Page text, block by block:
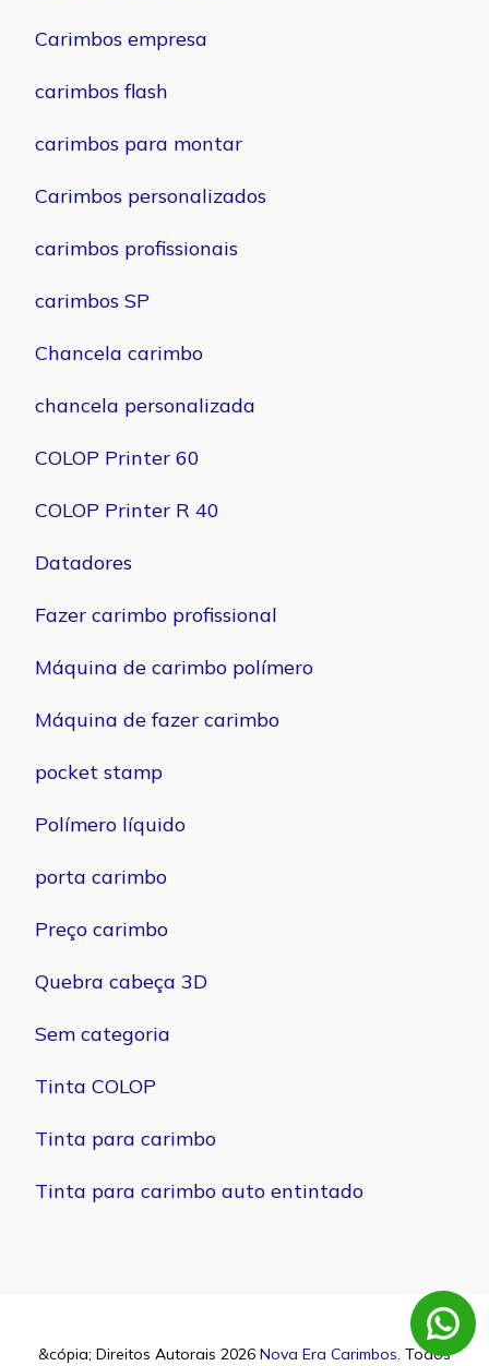
Carimbos empresa
carimbos flash
carimbos para montar
Carimbos personalizados
carimbos profissionais
carimbos SP
Chancela carimbo
chancela personalizada
COLOP Printer 60
COLOP Printer R 40
Datadores
Fazer carimbo profissional
Máquina de carimbo polímero
Máquina de fazer carimbo
pocket stamp
Polímero líquido
porta carimbo
Preço carimbo
Quebra cabeça 3D
Sem categoria
Tinta COLOP
Tinta para carimbo
Tinta para carimbo auto entintado
&cópia; Direitos Autorais 2026 Nova Era Carimbos. Todos